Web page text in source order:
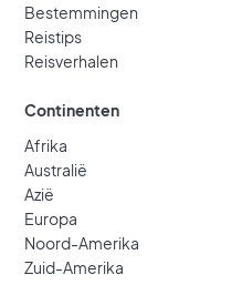
Bestemmingen
Reistips
Reisverhalen
Continenten
Afrika
Australië
Azië
Europa
Noord-Amerika
Zuid-Amerika